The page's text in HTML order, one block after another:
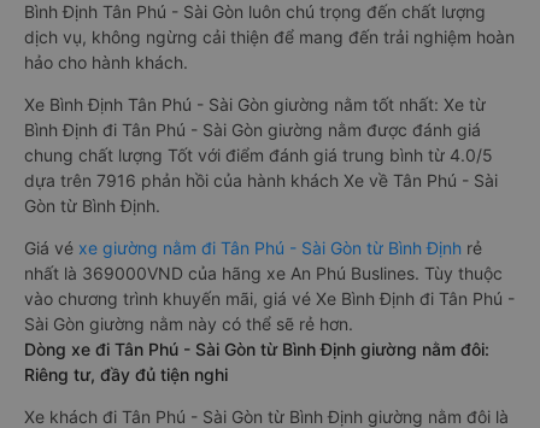
Bình Định Tân Phú - Sài Gòn luôn chú trọng đến chất lượng
dịch vụ, không ngừng cải thiện để mang đến trải nghiệm hoàn
hảo cho hành khách.
Xe Bình Định Tân Phú - Sài Gòn giường nằm tốt nhất: Xe từ
Bình Định đi Tân Phú - Sài Gòn giường nằm được đánh giá
chung chất lượng Tốt với điểm đánh giá trung bình từ 4.0/5
dựa trên 7916 phản hồi của hành khách Xe về Tân Phú - Sài
Gòn từ Bình Định.
Giá vé xe giường nằm đi Tân Phú - Sài Gòn từ Bình Định rẻ
nhất là 369000VND của hãng xe An Phú Buslines. Tùy thuộc
vào chương trình khuyến mãi, giá vé Xe Bình Định đi Tân Phú -
Sài Gòn giường nằm này có thể sẽ rẻ hơn.
Dòng xe đi Tân Phú - Sài Gòn từ Bình Định giường nằm đôi:
Riêng tư, đầy đủ tiện nghi
Xe khách đi Tân Phú - Sài Gòn từ Bình Định giường nằm đôi là